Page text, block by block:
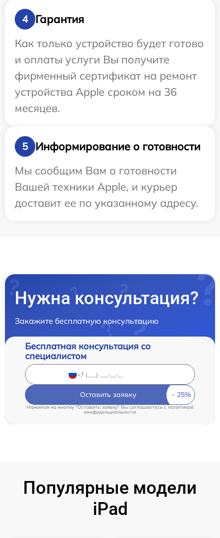
4
Гарантия
Как только устройство будет готово
и оплаты услуги Вы получите
фирменный сертификат на ремонт
устройства Apple сроком на 36
месяцев.
5
Информирование о готовности
Мы сообщим Вам о готовности
Вашей техники Apple, и курьер
доставит ее по указанному адресу.
Нужна консультация?
Закажите бесплатную консультацию
Бесплатная консультация со
специалистом
Оставить заявку
Нажимая на кнопку "Оставить заявку" Вы соглашаетесь c политикой
конфиденциальности
Популярные модели
iPad